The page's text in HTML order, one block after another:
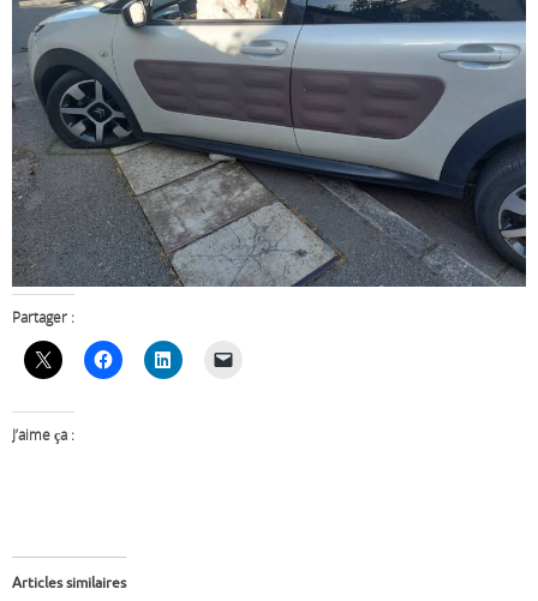
Partager :
J’aime ça :
Articles similaires